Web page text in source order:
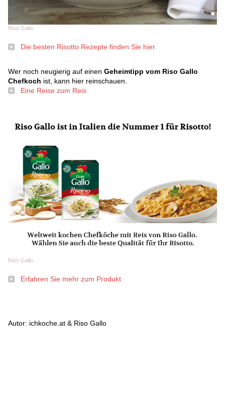
Riso Gallo
Die besten Risotto Rezepte finden Sie hier.
Wer noch neugierig auf einen Geheimtipp vom Riso Gallo
Chefkoch ist, kann hier reinschauen.
Eine Reise zum Reis
Riso Gallo
Erfahren Sie mehr zum Produkt
Autor: ichkoche.at & Riso Gallo